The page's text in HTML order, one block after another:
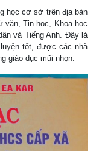
học cơ sở trên địa bàn
văn, Tin học, Khoa học
và Tiếng Anh. Đây là
tốt, được các nhà
giáo dục mũi nhọn.